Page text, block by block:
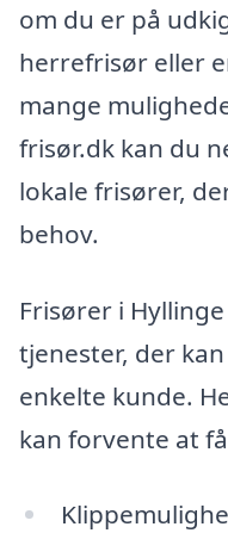
om du er på
herrefrisør eller
mange
frisør.dk kan du
lokale frisører,
behov.
Frisører i
tjenester, der
enkelte kunde.
kan forvente at